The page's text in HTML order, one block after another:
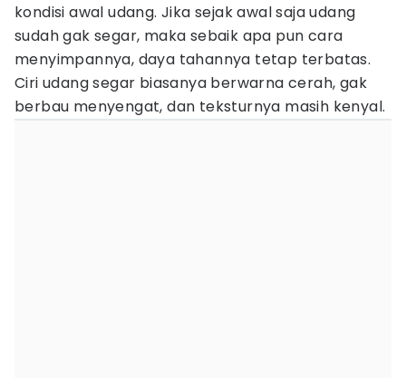
kondisi awal udang. Jika sejak awal saja udang
sudah gak segar, maka sebaik apa pun cara
menyimpannya, daya tahannya tetap terbatas.
Ciri udang segar biasanya berwarna cerah, gak
berbau menyengat, dan teksturnya masih kenyal.